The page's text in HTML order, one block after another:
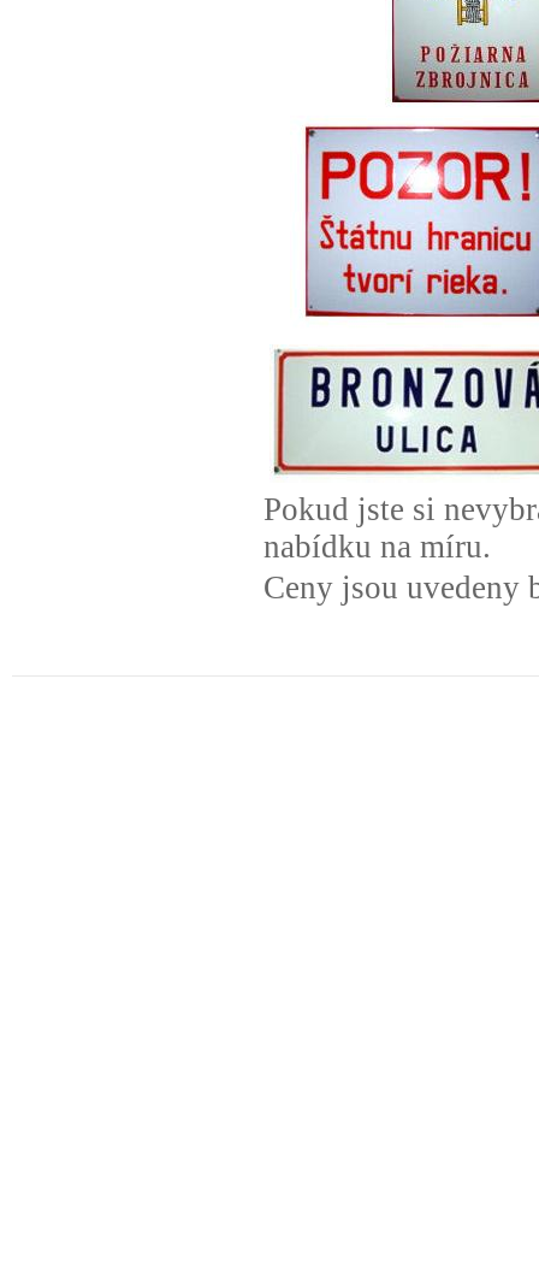
Pokud jste si
nabídku na míru.
Ceny jsou uvedeny